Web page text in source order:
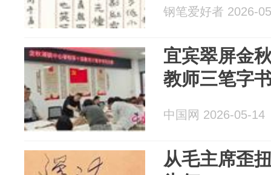
钢笔爱好者 2026-
宜宾翠屏金
教师三笔字
中国网 2026-05-14
从毛主席歪